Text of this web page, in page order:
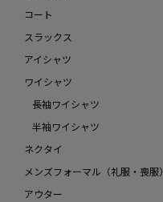
コート
スラックス
アイシャツ
ワイシャツ
長袖ワイシャツ
半袖ワイシャツ
ネクタイ
メンズフォーマル（礼服・喪服）
アウター